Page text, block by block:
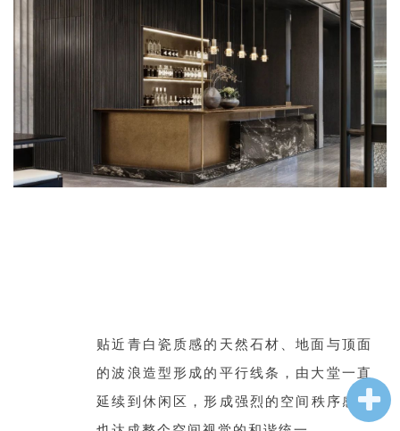
贴近青白瓷质感的天然石材、地面与顶面
的波浪造型形成的平行线条，由大堂一直
延续到休闲区
，形成强烈的空间秩序感，